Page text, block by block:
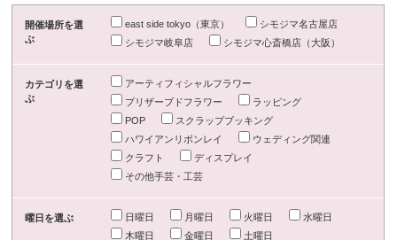
開催場所を選
ぶ
east side tokyo（東京）
シモジマ名古屋店
シモジマ岐阜店
シモジマ心斎橋店（大阪）
カテゴリを選
ぶ
アーティフィシャルフラワー
プリザーブドフラワー
ラッピング
POP
スクラップブッキング
ハワイアンリボンレイ
ウェディング関連
クラフト
ディスプレイ
その他手芸・工芸
曜日を選ぶ 日曜日 月曜日 火曜日
水曜日
木曜日
金曜日 土曜日